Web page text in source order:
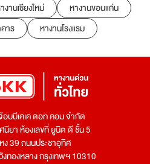
งานเชียงใหม่
หางานขอนแก่น
าร หางานโรงแรม
บบีเคเค ดอท คอม จำกัด
นียา ห้องเลขที่ ยูนิต ดี ชั้น 5
ง 39 ถนนประชาอุทิศ
งทองหลาง กรุงเทพฯ 10310